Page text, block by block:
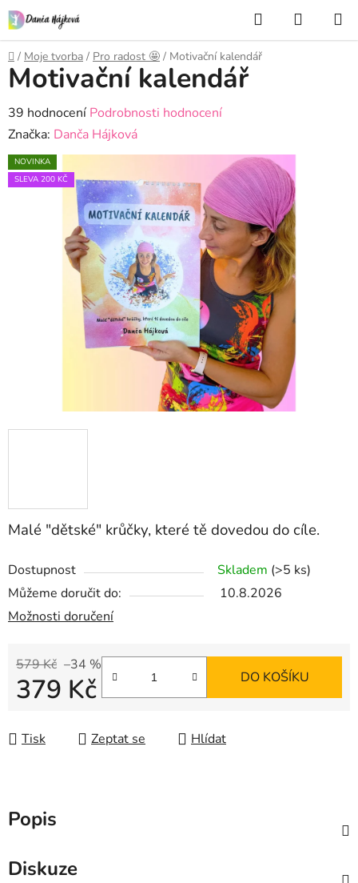
Přejít
na
obsah
Hledat
KOŠÍK
Domů
/ Moje tvorba / Pro radost 🤩 / Motivační kalendář
Malé "dětské" krůčky, které tě dovedou do cíle.
Dostupnost Skladem (>5 ks)
Můžeme doručit do:
10.8.2026
Možnosti doručení
579 Kč –34 %
379 Kč DO KOŠÍKU
Tisk Zeptat se Hlídat
Motivační kalendář
Průměrné
hodnocení
produktu
je
39 hodnocení Podrobnosti hodnocení
Značka: Danča Hájková
NOVINKA
SLEVA 200 KČ
Popis
Diskuze